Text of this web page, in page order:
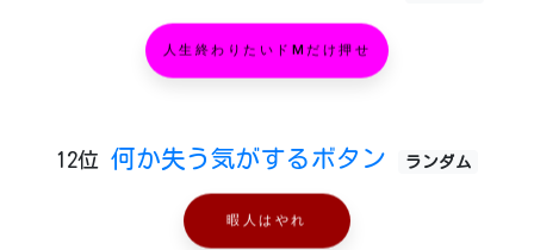
人生終わりたいドMだけ押せ
12位 何か失う気がするボタン ランダム
暇人はやれ